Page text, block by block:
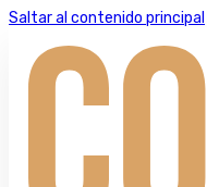
Saltar al contenido principal